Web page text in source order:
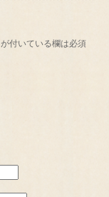
が付いている欄は必須